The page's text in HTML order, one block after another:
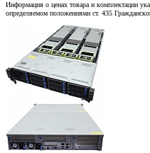
Информация о ценах товара и комплектации
определяемом положениями ст. 435